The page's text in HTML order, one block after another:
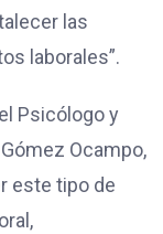
las
laborales”.
Psicólogo y
Ocampo,
este tipo de